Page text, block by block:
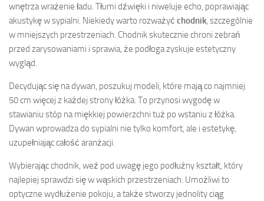
wnętrza wrażenie ładu. Tłumi dźwięki i niweluje echo, poprawiając
akustykę w sypialni. Niekiedy warto rozważyć chodnik , szczególnie
w mniejszych przestrzeniach. Chodnik skutecznie chroni zebrań
przed zarysowaniami i sprawia, że podłoga zyskuje estetyczny
wygląd.
Decydując się na dywan, poszukuj modeli, które mają co najmniej
50 cm więcej z każdej strony łóżka. To przynosi wygodę w
stawianiu stóp na miękkiej powierzchni tuż po wstaniu z łóżka.
Dywan wprowadza do sypialni nie tylko komfort, ale i estetykę,
uzupełniając całość aranżacji.
Wybierając chodnik, weź pod uwagę jego podłużny kształt, który
najlepiej sprawdzi się w wąskich przestrzeniach. Umożliwi to
optyczne wydłużenie pokoju, a także stworzy jednolity ciąg